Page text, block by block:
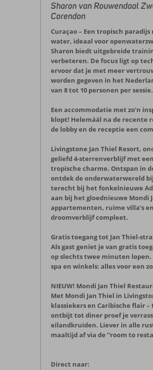
Sharon van Rouwendaal
Corendon
Curaçao – Een tropisch
water, ideaal voor
Sharon biedt uitgebreide
verbeteren. De focus ligt op
ervoor dat je met meer
worden gegeven in het
van 8 tot 10 personen per sessie.
Een accommodatie met zo’n
klopt! Helemáál na de recente
de lobby en de receptie een
Livingstone Jan Thiel Resort,
geliefd 4-sterrenverblijf met
tropische charme. Ontspan in
ontdek de onderwaterwereld
terecht bij het fonkelnieuwe
aan bij het gloednieuwe Mondi
appartementen, ruime villa’s
droomverblijf compleet.
Gratis toegang tot Jan Thiel-
Als gast geniet je van gratis
op slechts twee minuten
spa en winkels: alles voor een
NIEUW! Mondi Jan Thiel
Met Mondi Jan Thiel in
klassiekers en Caribische flair
ontbijt tot diner proef je
eilandkruiden. Liever in alle
maaltijd af via de “room to
Direct naar: